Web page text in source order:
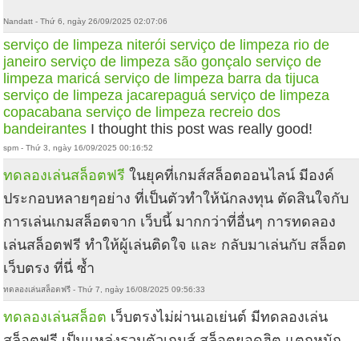
Nandatt - Thứ 6, ngày 26/09/2025 02:07:06
serviço de limpeza niterói serviço de limpeza rio de
janeiro serviço de limpeza são gonçalo serviço de
limpeza maricá serviço de limpeza barra da tijuca
serviço de limpeza jacarepaguá serviço de limpeza
copacabana serviço de limpeza recreio dos
bandeirantes I thought this post was really good!
spm - Thứ 3, ngày 16/09/2025 00:16:52
ทดลองเล่นสล็อตฟรี ในยุคที่เกมส์สล็อตออนไลน์ มีองค์
ประกอบหลายๆอย่าง ที่เป็นตัวทำให้นักลงทุน ตัดสินใจกับ
การเล่นเกมสล็อตจาก เว็บนี้ มากกว่าที่อื่นๆ การทดลอง
เล่นสล็อตฟรี ทำให้ผู้เล่นติดใจ และ กลับมาเล่นกับ สล็อต
เว็บตรง ที่นี่ ซ้ำ
ทดลองเล่นสล็อตฟรี - Thứ 7, ngày 16/08/2025 09:56:33
ทดลองเล่นสล็อต เว็บตรงไม่ผ่านเอเย่นต์ มีทดลองเล่น